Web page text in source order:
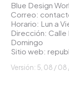
Blue Design
Correo:
Horario: Lun a
Dirección: Calle
Domingo
Sitio web:
Versión: 5, 08 / 08